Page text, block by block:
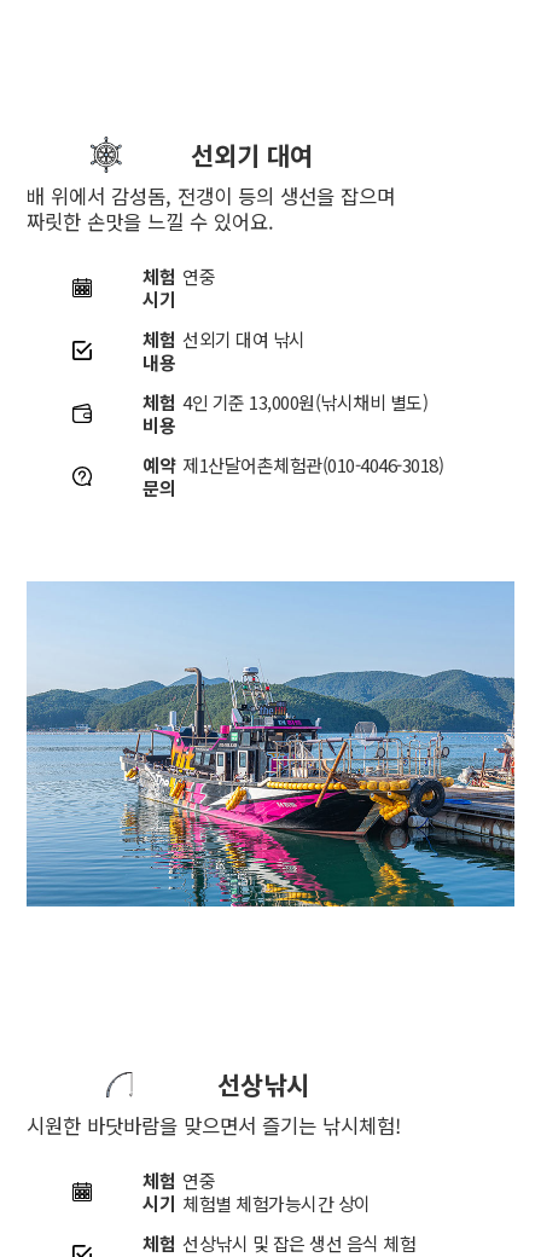
선외기 대여
배 위에서 감성돔, 전갱이 등의 생선을 잡으며
짜릿한 손맛을 느낄 수 있어요.
체험
시기
연중
체험
내용
선외기 대여 낚시
체험
비용
4인 기준 13,000원(낚시채비 별도)
예약
문의
제1산달어촌체험관(010-4046-3018)
선상낚시
시원한 바닷바람을 맞으면서 즐기는 낚시체험!
체험
시기
연중
체험별 체험가능시간 상이
체험 선상낚시 및 잡은 생선 음식 체험